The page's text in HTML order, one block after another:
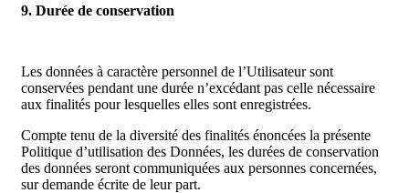
9. Durée de conservation
Les données à caractère personnel de l’Utilisateur sont
conservées pendant une durée n’excédant pas celle nécessaire
aux finalités pour lesquelles elles sont enregistrées.
Compte tenu de la diversité des finalités énoncées la présente
Politique d’utilisation des Données, les durées de conservation
des données seront communiquées aux personnes concernées,
sur demande écrite de leur part.